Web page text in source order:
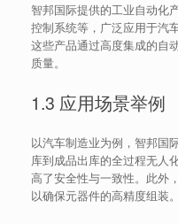
智邦国际提供的工业自动化
控制系统等，广泛应用于汽
这些产品通过高度集成的自
质量。
1.3 应用场景举例
以汽车制造业为例，智邦国
库到成品出库的全过程无人
高了安全性与一致性。此外
以确保元器件的高精度组装。